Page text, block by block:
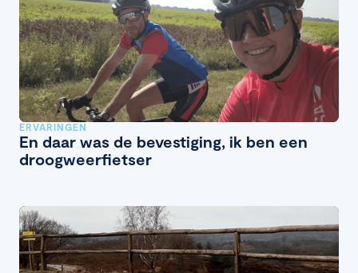
ERVARINGEN
En daar was de bevestiging, ik ben een
droogweerfietser